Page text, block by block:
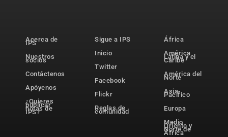
Acerca de
IPS
Nuestros
socios
Contáctenos
Apóyenos
¿Quieres
publicar
notas de
IPS?
Sigue a IPS
Inicio
Twitter
Facebook
Flickr
Reglas de
comunidad
África
América
Latina y el
Caribe
América del
Norte
Asia-
Pacífico
Europa
Medio
Oriente y
Norte de
África